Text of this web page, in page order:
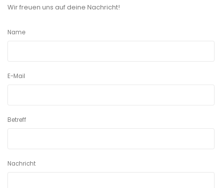
Wir freuen uns auf deine Nachricht!
Name
E-Mail
Betreff
Nachricht